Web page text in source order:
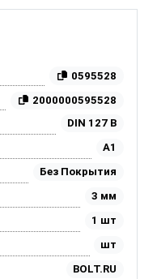
0595528
2000000595528
DIN 127 B
A1
Без Покрытия
3 мм
1 шт
шт
BOLT.RU